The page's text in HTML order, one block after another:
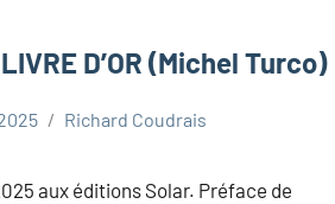
D’OR (Michel Turco)
Richard Coudrais
aux éditions Solar. Préface de